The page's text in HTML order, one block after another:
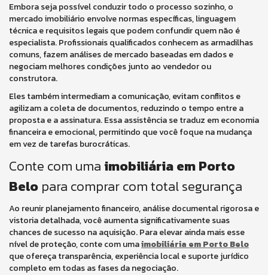
Embora seja possível conduzir todo o processo sozinho, o
mercado imobiliário envolve normas específicas, linguagem
técnica e requisitos legais que podem confundir quem não é
especialista. Profissionais qualificados conhecem as armadilhas
comuns, fazem análises de mercado baseadas em dados e
negociam melhores condições junto ao vendedor ou
construtora.
Eles também intermediam a comunicação, evitam conflitos e
agilizam a coleta de documentos, reduzindo o tempo entre a
proposta e a assinatura. Essa assistência se traduz em economia
financeira e emocional, permitindo que você foque na mudança
em vez de tarefas burocráticas.
Conte com umaimobiliária em Porto
Belo para comprar com total segurança
Ao reunir planejamento financeiro, análise documental rigorosa e
vistoria detalhada, você aumenta significativamente suas
chances de sucesso na aquisição. Para elevar ainda mais esse
nível de proteção, conte com umaimobiliária em Porto Belo
que ofereça transparência, experiência local e suporte jurídico
completo em todas as fases da negociação.